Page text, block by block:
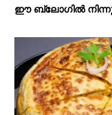
ഈ ബ്ലോഗിൽ